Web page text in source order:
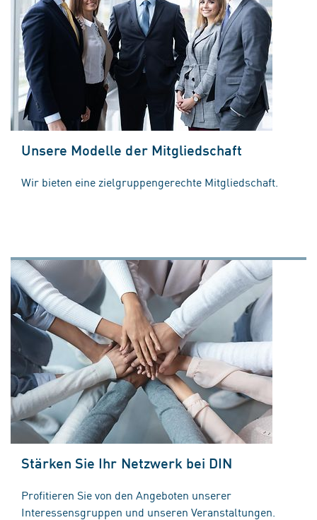
Unsere Modelle der Mitgliedschaft
Wir bieten eine zielgruppengerechte Mitgliedschaft.
Stärken Sie Ihr Netzwerk bei DIN
Profitieren Sie von den Angeboten unserer
Interessensgruppen und unseren Veranstaltungen.